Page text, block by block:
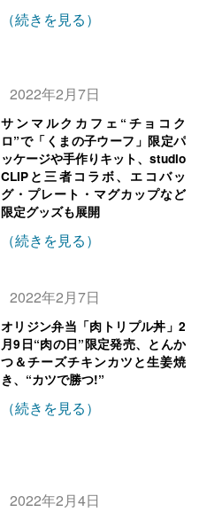
（続きを見る）
2022年2月7日
サンマルクカフェ“チョコク
ロ”で「くまの子ウーフ」限定パ
ッケージや手作りキット、studio
CLIPと三者コラボ、エコバッ
グ・プレート・マグカップなど
限定グッズも展開
（続きを見る）
2022年2月7日
オリジン弁当「肉トリプル丼」2
月9日“肉の日”限定発売、とんか
つ＆チーズチキンカツと生姜焼
き、“カツで勝つ!”
（続きを見る）
2022年2月4日